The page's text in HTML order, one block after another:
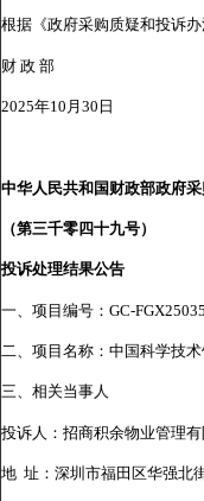
根据《政府采购质疑和投诉
财 政 部
2025年10月30日
中华人民共和国财政部政府
（第三千零四十九号）
投诉处理结果公告
一、项目编号：GC-
二、项目名称：中国科学技
三、相关当事人
投诉人：招商积余物业管理有
地 址：深圳市福田区华强北